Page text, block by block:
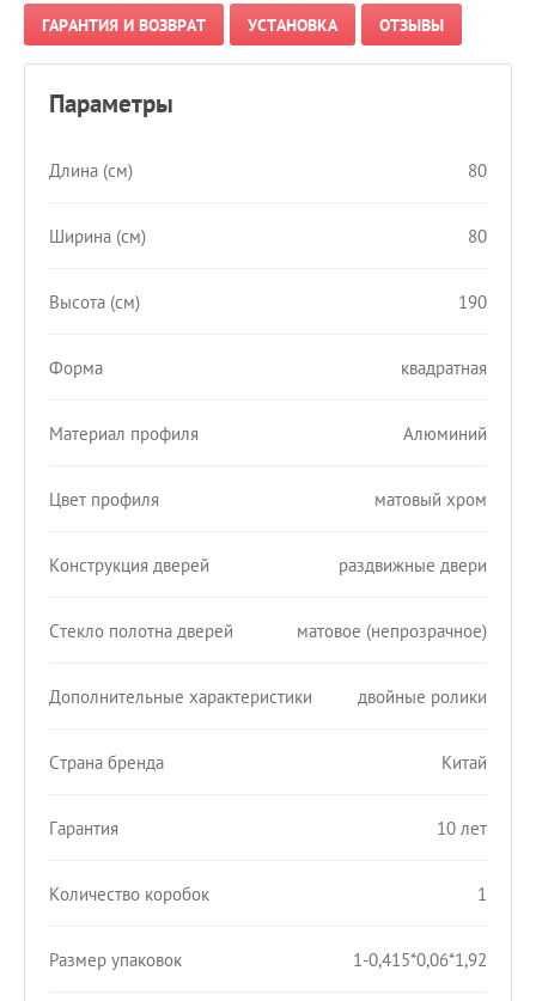
ГАРАНТИЯ И ВОЗВРАТ УСТАНОВКА ОТЗЫВЫ
Параметры
Длина (см) 80
Ширина (см) 80
Высота (см) 190
Форма квадратная
Материал профиля Алюминий
Цвет профиля матовый хром
Конструкция дверей раздвижные двери
Стекло полотна дверей матовое (непрозрачное)
Дополнительные характеристики двойные ролики
Страна бренда Китай
Гарантия 10 лет
Количество коробок 1
Размер упаковок 1-0,415*0,06*1,92